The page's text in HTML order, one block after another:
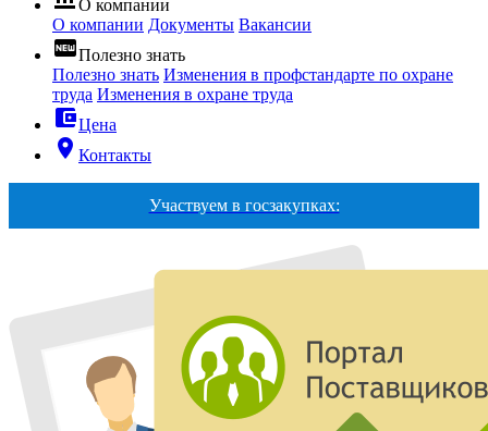
О компании
О компании Документы Вакансии
fiber_newПолезно знать
Полезно знать Изменения в профстандарте по охране
труда Изменения в охране труда
account_balance_walletЦена
room Контакты
Участвуем в госзакупках: